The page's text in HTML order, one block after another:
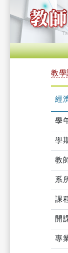
教學
經
學
學
教
系
課
開
專